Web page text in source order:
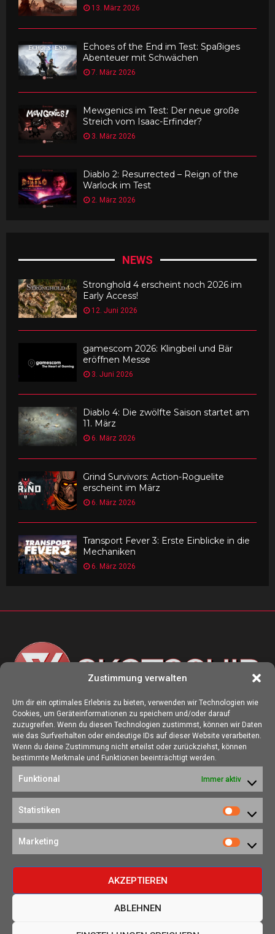
Zustimmung verwalten
Um dir ein optimales Erlebnis zu bieten, verwenden wir Technologien wie
Cookies, um Geräteinformationen zu speichern und/oder darauf
zuzugreifen. Wenn du diesen Technologien zustimmst, können wir Daten
wie das Surfverhalten oder eindeutige IDs auf dieser Website verarbeiten.
Wenn du deine Zustimmung nicht erteilst oder zurückziehst, können
bestimmte Merkmale und Funktionen beeinträchtigt werden.
Funktional Immer aktiv
Statistiken
Marketing
AKZEPTIEREN
ABLEHNEN
13. März 2026
Echoes of the End im Test: Spaßiges
Abenteuer mit Schwächen
7. März 2026
Mewgenics im Test: Der neue große
Streich vom Isaac-Erfinder?
3. März 2026
Diablo 2: Resurrected – Reign of the
Warlock im Test
2. März 2026
NEWS
Stronghold 4 erscheint noch 2026 im
Early Access!
12. Juni 2026
gamescom 2026: Klingbeil und Bär
eröffnen Messe
3. Juni 2026
Diablo 4: Die zwölfte Saison startet am
11. März
6. März 2026
Grind Survivors: Action-Roguelite
erscheint im März
6. März 2026
Transport Fever 3: Erste Einblicke in die
Mechaniken
6. März 2026
ÜBER UNS
Die Seite skotschir.de wurde im August 2017 zur gamescom
gegründet. Unser Ziel ist es, eine Heimat für alle Spieler:innen zu